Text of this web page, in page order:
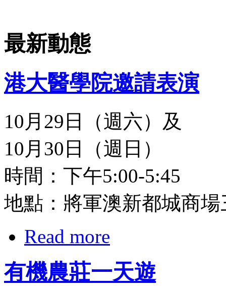
最新動態
港大醫學院邀請表演
10月29日（週六）及
10月30日（週日）
時間：下午5:00-5:45
地點：將軍澳新都城商場
Read more
有機農莊一天遊